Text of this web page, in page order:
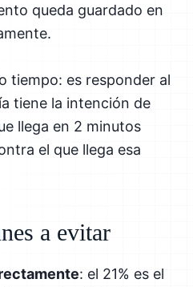
queda guardado en
tiempo: es responder al
tiene la intención de
llega en 2 minutos
el que llega esa
a evitar
: el 21% es el